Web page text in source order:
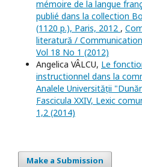
mémoire de la langue
publié dans la collection
(1120 p.), Paris, 2012 ,
literatură /
Vol 18 No 1 (2012)
Angelica VÂLCU, Le
instructionnel dans la
Analele Universității
Fascicula XXIV, Lexic
1,2 (2014)
Make a Submission